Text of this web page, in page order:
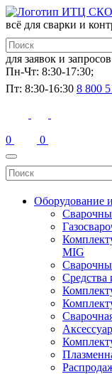
всё для сварки и
для заявок и запросов
Пн-Чт: 8:30-17:30;
Пт: 8:30-16:30 8 800
0 0
Оборудование
MIG
Средства